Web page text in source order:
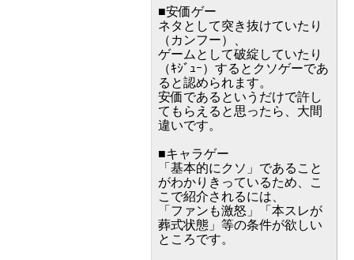
■安価ゲー
ネタとして突き抜けていたり
（カンフー）、
ゲームとして破綻していたり
（ｷｼﾞｭｰ）するとクソゲーであ
ると認められます。
安価であるというだけで許し
てもらえると思ったら、大間
違いです。
■キャラゲー
「基本的にクソ」であること
がわかりきっているため、こ
こで紹介されるには、
「ファンも激怒」「本スレが
葬式状態」等の条件が欲しい
ところです。